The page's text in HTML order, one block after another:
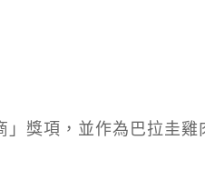
」獎項，並作為巴拉圭雞